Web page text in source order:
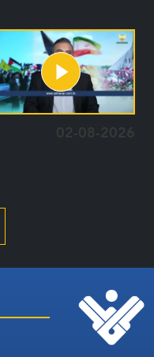
02-08-2026